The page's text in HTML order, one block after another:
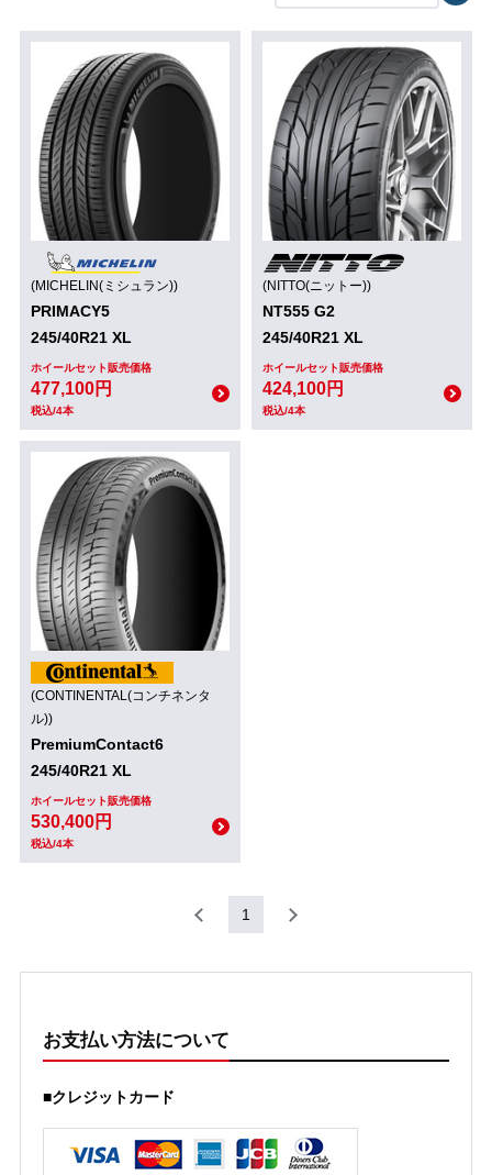
(MICHELIN(ミシュラン))
PRIMACY5
245/40R21 XL
ホイールセット販売価格
477,100円
税込/4本
(NITTO(ニットー))
NT555 G2
245/40R21 XL
ホイールセット販売価格
424,100円
税込/4本
(CONTINENTAL(コンチネンタ
ル))
PremiumContact6
245/40R21 XL
ホイールセット販売価格
530,400円
税込/4本
1
お支払い方法について
■クレジットカード